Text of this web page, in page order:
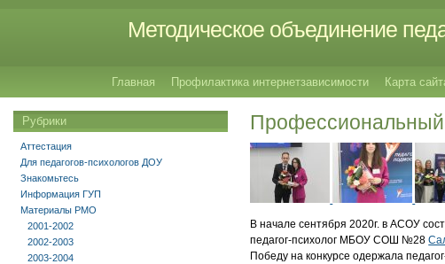
Методическое объединение
Главная Профилактика интернетзависимости Карта
Профессиональный
В начале сентября 2020г. в АСОУ
педагог-психолог МБОУ СОШ №28
Победу на конкурсе одержала
Рубрики
Аттестация
Для педагогов-психологов ДОУ
Знакомьтесь
Информация ГУП
Материалы РМО
2001-2002
2002-2003
2003-2004